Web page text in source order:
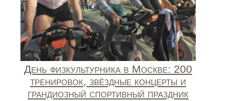
День физкультурника в Москве: 200
тренировок, звёздные концерты и
грандиозный спортивный праздник